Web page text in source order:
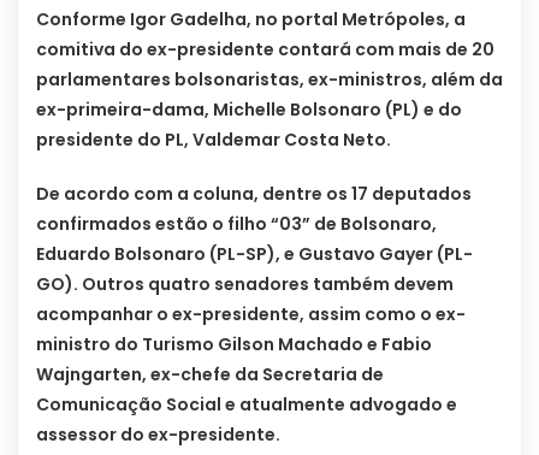
Conforme Igor Gadelha, no portal Metrópoles, a
comitiva do ex-presidente contará com mais de 20
parlamentares bolsonaristas, ex-ministros, além da
ex-primeira-dama, Michelle Bolsonaro (PL) e do
presidente do PL, Valdemar Costa Neto.
De acordo com a coluna, dentre os 17 deputados
confirmados estão o filho “03” de Bolsonaro,
Eduardo Bolsonaro (PL-SP), e Gustavo Gayer (PL-
GO). Outros quatro senadores também devem
acompanhar o ex-presidente, assim como o ex-
ministro do Turismo Gilson Machado e Fabio
Wajngarten, ex-chefe da Secretaria de
Comunicação Social e atualmente advogado e
assessor do ex-presidente.